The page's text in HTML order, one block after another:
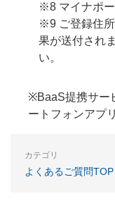
※8 マイナポ
※9 ご登録住
果が送付され
い。
※BaaS提携サー
ートフォンアプ
カテゴリ
よくあるご質問TOP